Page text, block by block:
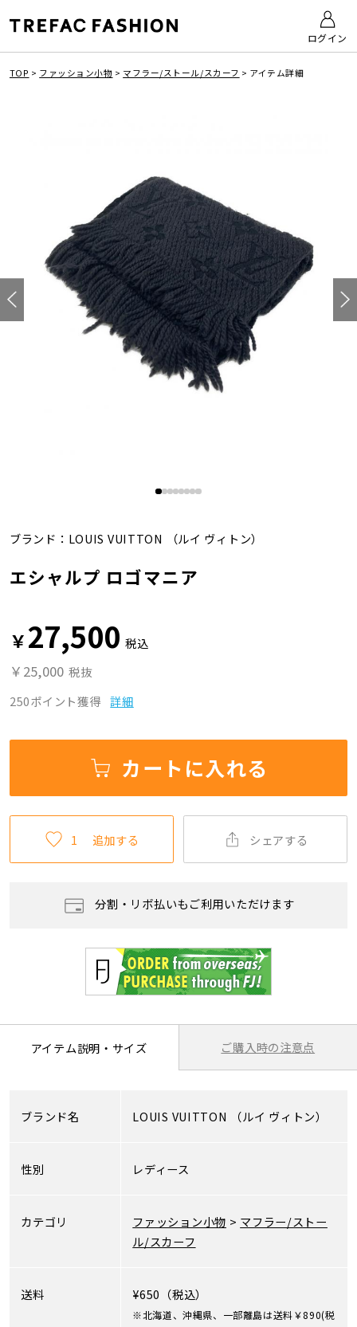
ログイン
TOP > ファッション小物 > マフラー/ストール/スカーフ > アイテム詳細
ブランド： LOUIS VUITTON （ルイ ヴィトン）
エシャルプ ロゴマニア
￥27,500 税込
￥25,000 税抜
250ポイント獲得 詳細
カートに入れる
1 追加する シェアする
分割・リボ払いもご利用いただけます
アイテム説明・サイズ ご購入時の注意点
ブランド名 LOUIS VUITTON （ルイ ヴィトン）
性別 レディース
カテゴリ ファッション小物 > マフラー/ストー
ル/スカーフ
送料 ¥650（税込）
※北海道、沖縄県、一部離島は送料￥890(税